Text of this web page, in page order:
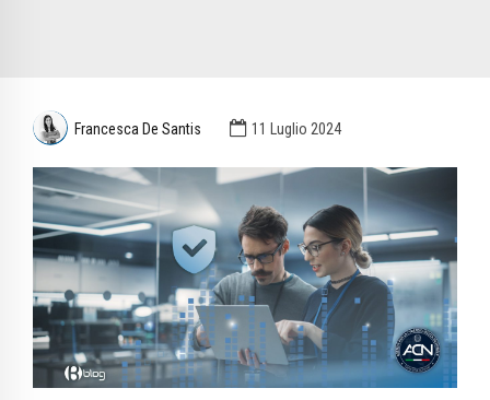
Francesca De Santis 11 Luglio 2024